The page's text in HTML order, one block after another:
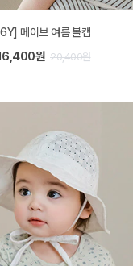
메이브 여름 볼캡
원 20,400원